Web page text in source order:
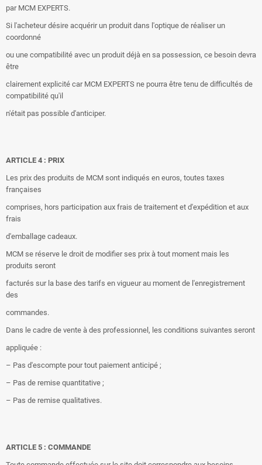
par MCM EXPERTS.
Si l'acheteur désire acquérir un produit dans l'optique de réaliser un
coordonné
ou une compatibilité avec un produit déjà en sa possession, ce besoin devra
être
clairement explicité car MCM EXPERTS ne pourra être tenu de difficultés de
compatibilité qu'il
n'était pas possible d'anticiper.
ARTICLE 4 : PRIX
Les prix des produits de MCM sont indiqués en euros, toutes taxes
françaises
comprises, hors participation aux frais de traitement et d'expédition et aux
frais
d'emballage cadeaux.
MCM se réserve le droit de modifier ses prix à tout moment mais les
produits seront
facturés sur la base des tarifs en vigueur au moment de l'enregistrement
des
commandes.
Dans le cadre de vente à des professionnel, les conditions suivantes seront
appliquée :
– Pas d'escompte pour tout paiement anticipé ;
– Pas de remise quantitative ;
– Pas de remise qualitatives.
ARTICLE 5 : COMMANDE